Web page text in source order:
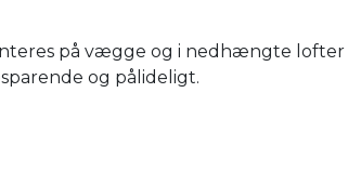
på vægge og i nedhængte
og pålideligt.